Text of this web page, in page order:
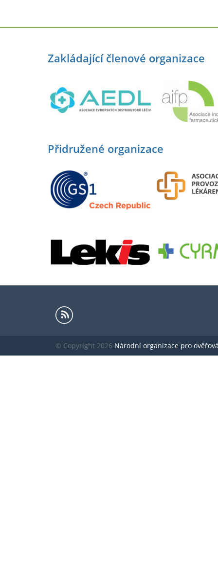
Zakládající členové organizace
Přidružené organizace
© Copyright 2026 Národní organizace pro